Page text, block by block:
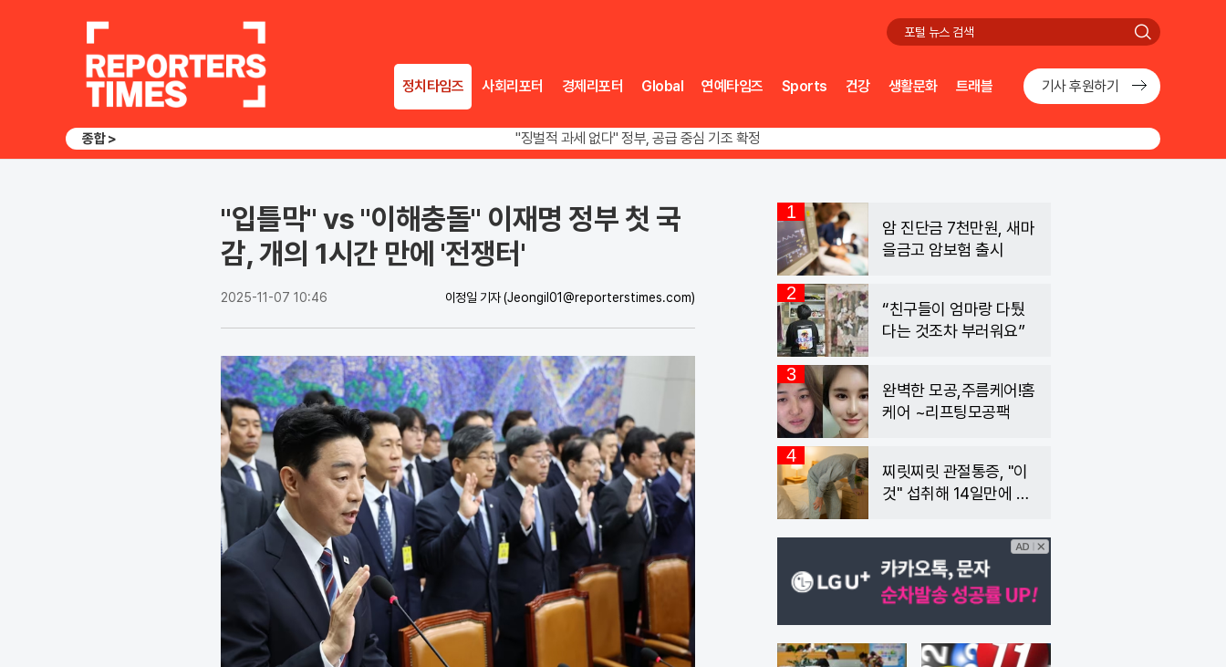
검
정치타임즈
사회리포터 경제리포터 Global 연예타임즈 Sports 건강 생활문화 트래블 기사 후원하기
종합 >
"징벌적 과세 없다" 정부, 공급 중심 기조 확정
폭염·가뭄 이중고, 이 대통령 "취약계층 끝까지 보호"
"입틀막" vs "이해충돌" 이재명 정부 첫 국
감, 개의 1시간 만에 '전쟁터'
2025-11-07 10:46 이정일 기자 (Jeongil01@reporterstimes.com)
1
암 진단금 7천만원, 새마
을금고 암보험 출시
2
“친구들이 엄마랑 다퉜
다는 것조차 부러워요”
3
완벽한 모공,주름케어!홈
케어 ~리프팅모공팩
4
찌릿찌릿 관절통증, "이
것" 섭취해 14일만에 완